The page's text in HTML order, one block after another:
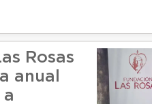
Rosas
anual
a